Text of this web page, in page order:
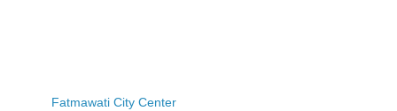
Fatmawati City Center